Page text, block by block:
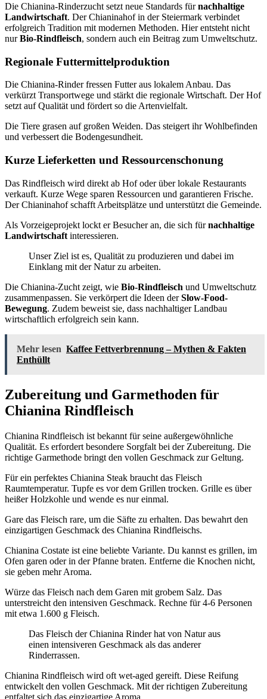
Die Chianina-Rinderzucht setzt neue Standards fürnachhaltige
Landwirtschaft. Der Chianinahof in der Steiermark verbindet
erfolgreich Tradition mit modernen Methoden. Hier entsteht nicht
nurBio-Rindfleisch, sondern auch ein Beitrag zum Umweltschutz.
Regionale Futtermittelproduktion
Die Chianina-Rinder fressen Futter aus lokalem Anbau. Das
verkürzt Transportwege und stärkt die regionale Wirtschaft. Der Hof
setzt auf Qualität und fördert so die Artenvielfalt.
Die Tiere grasen auf großen Weiden. Das steigert ihr Wohlbefinden
und verbessert die Bodengesundheit.
Kurze Lieferketten und Ressourcenschonung
Das Rindfleisch wird direkt ab Hof oder über lokale Restaurants
verkauft. Kurze Wege sparen Ressourcen und garantieren Frische.
Der Chianinahof schafft Arbeitsplätze und unterstützt die Gemeinde.
Als Vorzeigeprojekt lockt er Besucher an, die sich fürnachhaltige
Landwirtschaft interessieren.
Unser Ziel ist es, Qualität zu produzieren und dabei im
Einklang mit der Natur zu arbeiten.
Die Chianina-Zucht zeigt, wie Bio-Rindfleisch und Umweltschutz
zusammenpassen. Sie verkörpert die Ideen derSlow-Food-
Bewegung. Zudem beweist sie, dass nachhaltiger Landbau
wirtschaftlich erfolgreich sein kann.
Mehr lesen Kaffee Fettverbrennung – Mythen & Fakten
Enthüllt
Zubereitung und Garmethoden für
Chianina Rindfleisch
Chianina Rindfleisch ist bekannt für seine außergewöhnliche
Qualität. Es erfordert besondere Sorgfalt bei der Zubereitung. Die
richtige Garmethode bringt den vollen Geschmack zur Geltung.
Für ein perfektes Chianina Steak braucht das Fleisch
Raumtemperatur. Tupfe es vor dem Grillen trocken. Grille es über
heißer Holzkohle und wende es nur einmal.
Gare das Fleisch rare, um die Säfte zu erhalten. Das bewahrt den
einzigartigen Geschmack des Chianina Rindfleischs.
Chianina Costate ist eine beliebte Variante. Du kannst es grillen, im
Ofen garen oder in der Pfanne braten. Entferne die Knochen nicht,
sie geben mehr Aroma.
Würze das Fleisch nach dem Garen mit grobem Salz. Das
unterstreicht den intensiven Geschmack. Rechne für 4-6 Personen
mit etwa 1.600 g Fleisch.
Das Fleisch der Chianina Rinder hat von Natur aus
einen intensiveren Geschmack als das anderer
Rinderrassen.
Chianina Rindfleisch wird oft wet-aged gereift. Diese Reifung
entwickelt den vollen Geschmack. Mit der richtigen Zubereitung
entfaltet sich das einzigartige Aroma.